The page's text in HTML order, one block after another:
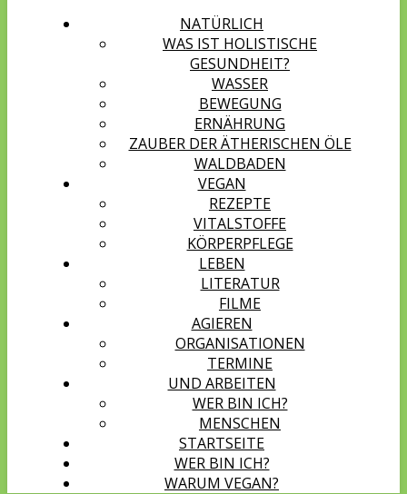
NATÜRLICH
WAS IST HOLISTISCHE
GESUNDHEIT?
WASSER
BEWEGUNG
ERNÄHRUNG
ZAUBER DER ÄTHERISCHEN ÖLE
WALDBADEN
VEGAN
REZEPTE
VITALSTOFFE
KÖRPERPFLEGE
LEBEN
LITERATUR
FILME
AGIEREN
ORGANISATIONEN
TERMINE
UND ARBEITEN
WER BIN ICH?
MENSCHEN
STARTSEITE
WER BIN ICH?
WARUM VEGAN?